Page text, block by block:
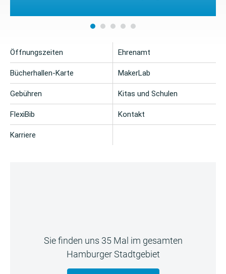
Öffnungszeiten
Bücherhallen-Karte
Gebühren
FlexiBib
Karriere
Ehrenamt
MakerLab
Kitas und Schulen
Kontakt
Sie finden uns 35 Mal im gesamten
Hamburger Stadtgebiet